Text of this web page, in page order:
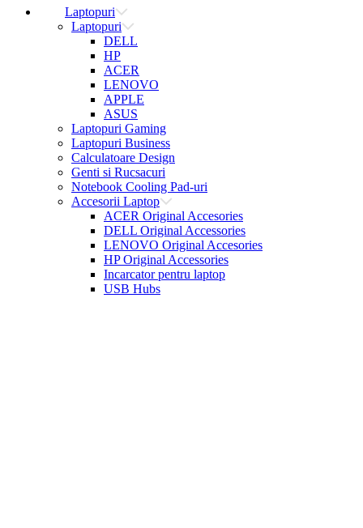
Laptopuri
Laptopuri
DELL
HP
ACER
LENOVO
APPLE
ASUS
Laptopuri Gaming
Laptopuri Business
Calculatoare Design
Genti si Rucsacuri
Notebook Cooling Pad-uri
Accesorii Laptop
ACER Original Accesories
DELL Original Accessories
LENOVO Original Accesories
HP Original Accessories
Incarcator pentru laptop
USB Hubs